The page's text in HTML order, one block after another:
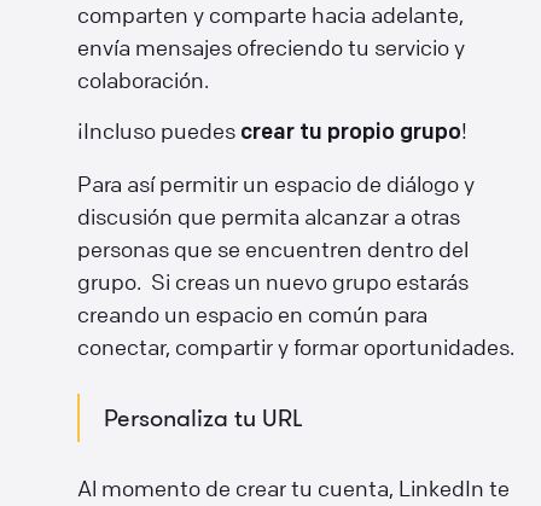
comparten y comparte hacia adelante,
envía mensajes ofreciendo tu servicio y
colaboración.
¡Incluso puedes crear tu propio grupo!
Para así permitir un espacio de diálogo y
discusión que permita alcanzar a otras
personas que se encuentren dentro del
grupo. Si creas un nuevo grupo estarás
creando un espacio en común para
conectar, compartir y formar oportunidades.
Personaliza tu URL
Al momento de crear tu cuenta, LinkedIn te